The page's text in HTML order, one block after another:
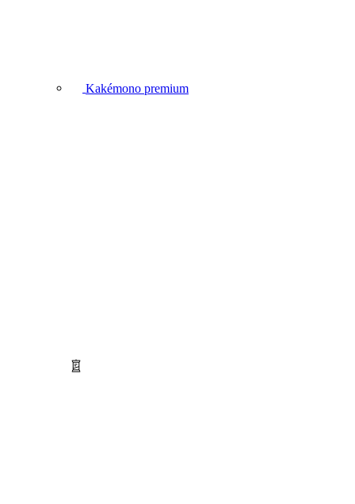
Kakémono premium